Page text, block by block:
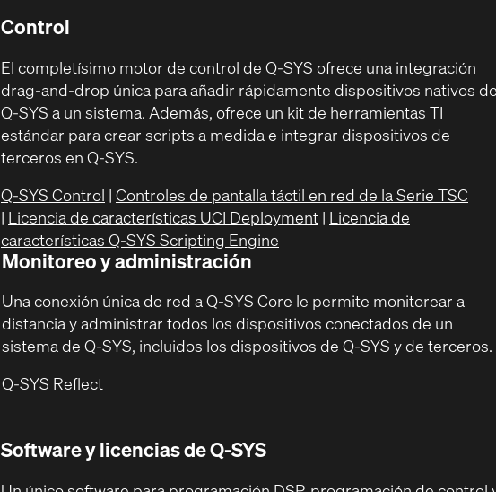
Control
El completísimo motor de control de Q-SYS ofrece una integración
drag-and-drop única para añadir rápidamente dispositivos nativos
Q-SYS a un sistema. Además, ofrece un kit de herramientas TI
estándar para crear scripts a medida e integrar dispositivos de
terceros en Q-SYS.
Q-SYS Control | Controles de pantalla táctil en red de la Serie TSC
| Licencia de características UCI Deployment | Licencia de
características Q-SYS Scripting Engine
Monitoreo y administración
Una conexión única de red a Q-SYS Core le permite monitorear a
distancia y administrar todos los dispositivos conectados de un
sistema de Q-SYS, incluidos los dispositivos de Q-SYS y de terceros.
Q-SYS Reflect
Software y licencias de Q-SYS